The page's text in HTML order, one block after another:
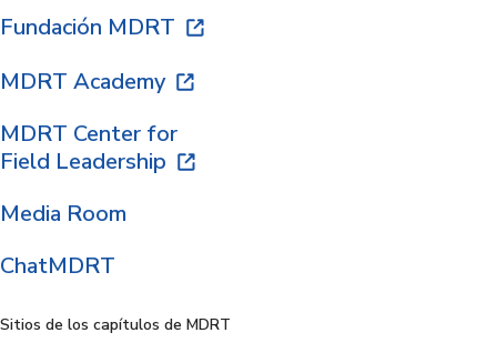
Fundación MDRT
MDRT Academy
MDRT Center for
Field Leadership
Media Room
ChatMDRT
Sitios de los capítulos de MDRT